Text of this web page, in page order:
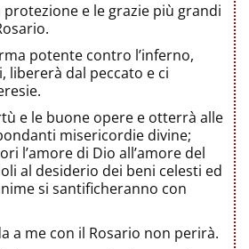
e le grazie più grandi
potente contro l’inferno,
libererà dal peccato e ci
e le buone opere e otterrà alle
misericordie divine;
l’amore di Dio all’amore del
al desiderio dei beni celesti ed
si santificheranno con
a me con il Rosario non perirà.